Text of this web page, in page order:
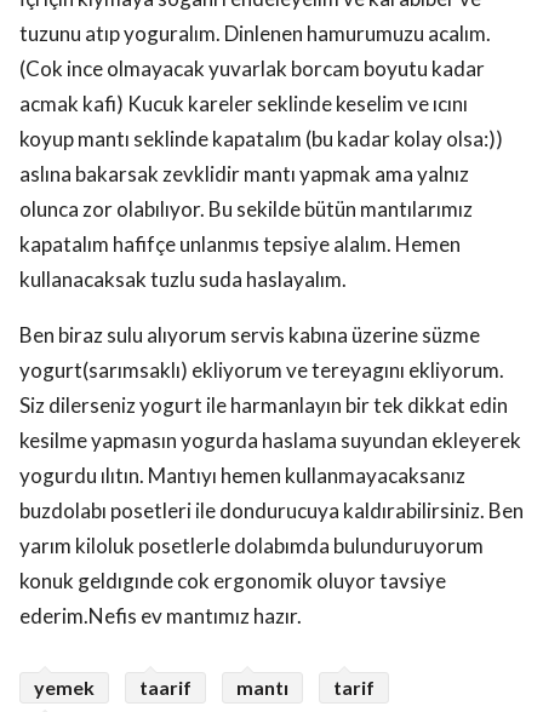
tuzunu atıp yoguralım. Dinlenen hamurumuzu acalım.
(Cok ince olmayacak yuvarlak borcam boyutu kadar
acmak kafi) Kucuk kareler seklinde keselim ve ıcını
koyup mantı seklinde kapatalım (bu kadar kolay olsa:))
aslına bakarsak zevklidir mantı yapmak ama yalnız
olunca zor olabılıyor. Bu sekilde bütün mantılarımız
kapatalım hafifçe unlanmıs tepsiye alalım. Hemen
kullanacaksak tuzlu suda haslayalım.
Ben biraz sulu alıyorum servis kabına üzerine süzme
yogurt(sarımsaklı) ekliyorum ve tereyagını ekliyorum.
Siz dilerseniz yogurt ile harmanlayın bir tek dikkat edin
kesilme yapmasın yogurda haslama suyundan ekleyerek
yogurdu ılıtın. Mantıyı hemen kullanmayacaksanız
buzdolabı posetleri ile dondurucuya kaldırabilirsiniz. Ben
yarım kiloluk posetlerle dolabımda bulunduruyorum
konuk geldıgınde cok ergonomik oluyor tavsiye
ederim.Nefis ev mantımız hazır.
yemek taarif mantı
tarif